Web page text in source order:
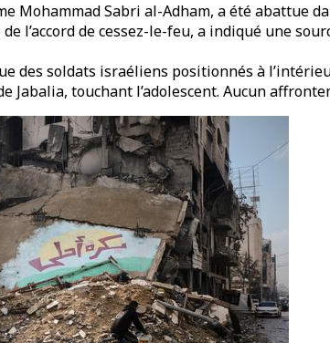
Mohammad Sabri al-Adham, a été abattue
l’accord de cessez-le-feu, a indiqué une
des soldats israéliens positionnés à
Jabalia, touchant l’adolescent. Aucun